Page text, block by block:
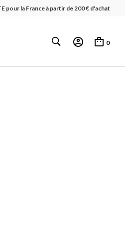
pour la France à partir de 200 € d'achat
0